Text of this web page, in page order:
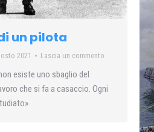
un pilota
2021 Lascia un commento
esiste uno sbaglio del
che si fa a casaccio. Ogni